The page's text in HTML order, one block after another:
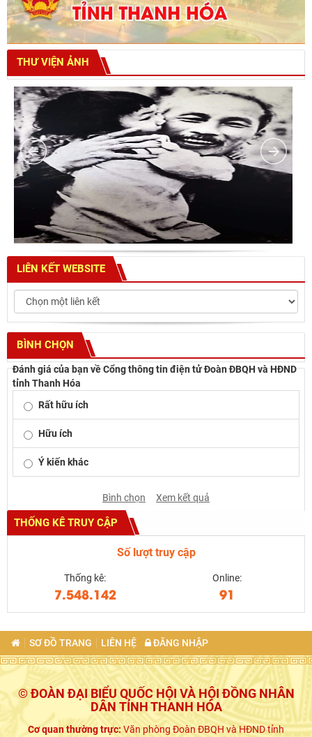
THƯ VIỆN ẢNH
LIÊN KẾT WEBSITE
BÌNH CHỌN
Đánh giá của bạn về Cổng thông tin điện tử Đoàn ĐBQH và HĐND
tỉnh Thanh Hóa
Rất hữu ích
Hữu ích
Ý kiến khác
Bình chọn Xem kết quả
THỐNG KÊ TRUY CẬP
Số lượt truy cập
Thống kê:
7.548.142
Online:
91
SƠ ĐỒ TRANG LIÊN HỆ ĐĂNG NHẬP
© ĐOÀN ĐẠI BIỂU QUỐC HỘI VÀ HỘI ĐỒNG NHÂN
DÂN TỈNH THANH HÓA
Cơ quan thường trực:Văn phòng Đoàn ĐBQH và HĐND tỉnh